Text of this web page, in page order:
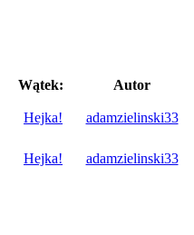
Wątek:
Autor
Hejka! adamzielinski33
Hejka! adamzielinski33